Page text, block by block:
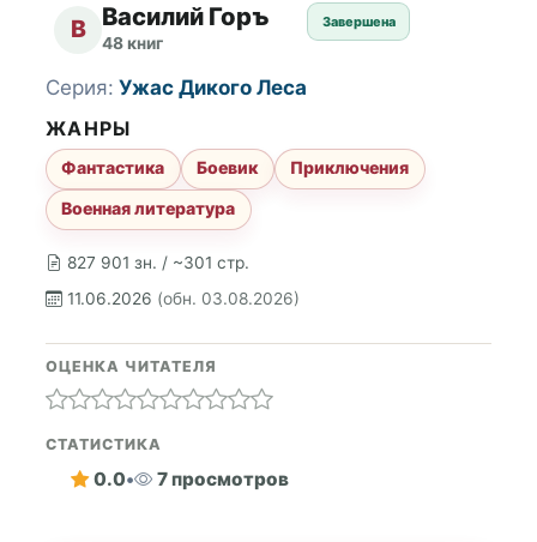
В Василий Горъ
48 книг
Завершена
827 901 зн. / ~301 стр.
11.06.2026 (обн. 03.08.2026)
Серия: Ужас Дикого Леса
ЖАНРЫ
Фантастика Боевик
Приключения
Военная литература
ОЦЕНКА ЧИТАТЕЛЯ
СТАТИСТИКА
0.0• 7 просмотров